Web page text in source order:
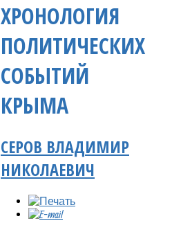
ХРОНОЛОГИЯ
ПОЛИТИЧЕСКИХ
СОБЫТИЙ
КРЫМА
СЕРОВ ВЛАДИМИР
НИКОЛАЕВИЧ